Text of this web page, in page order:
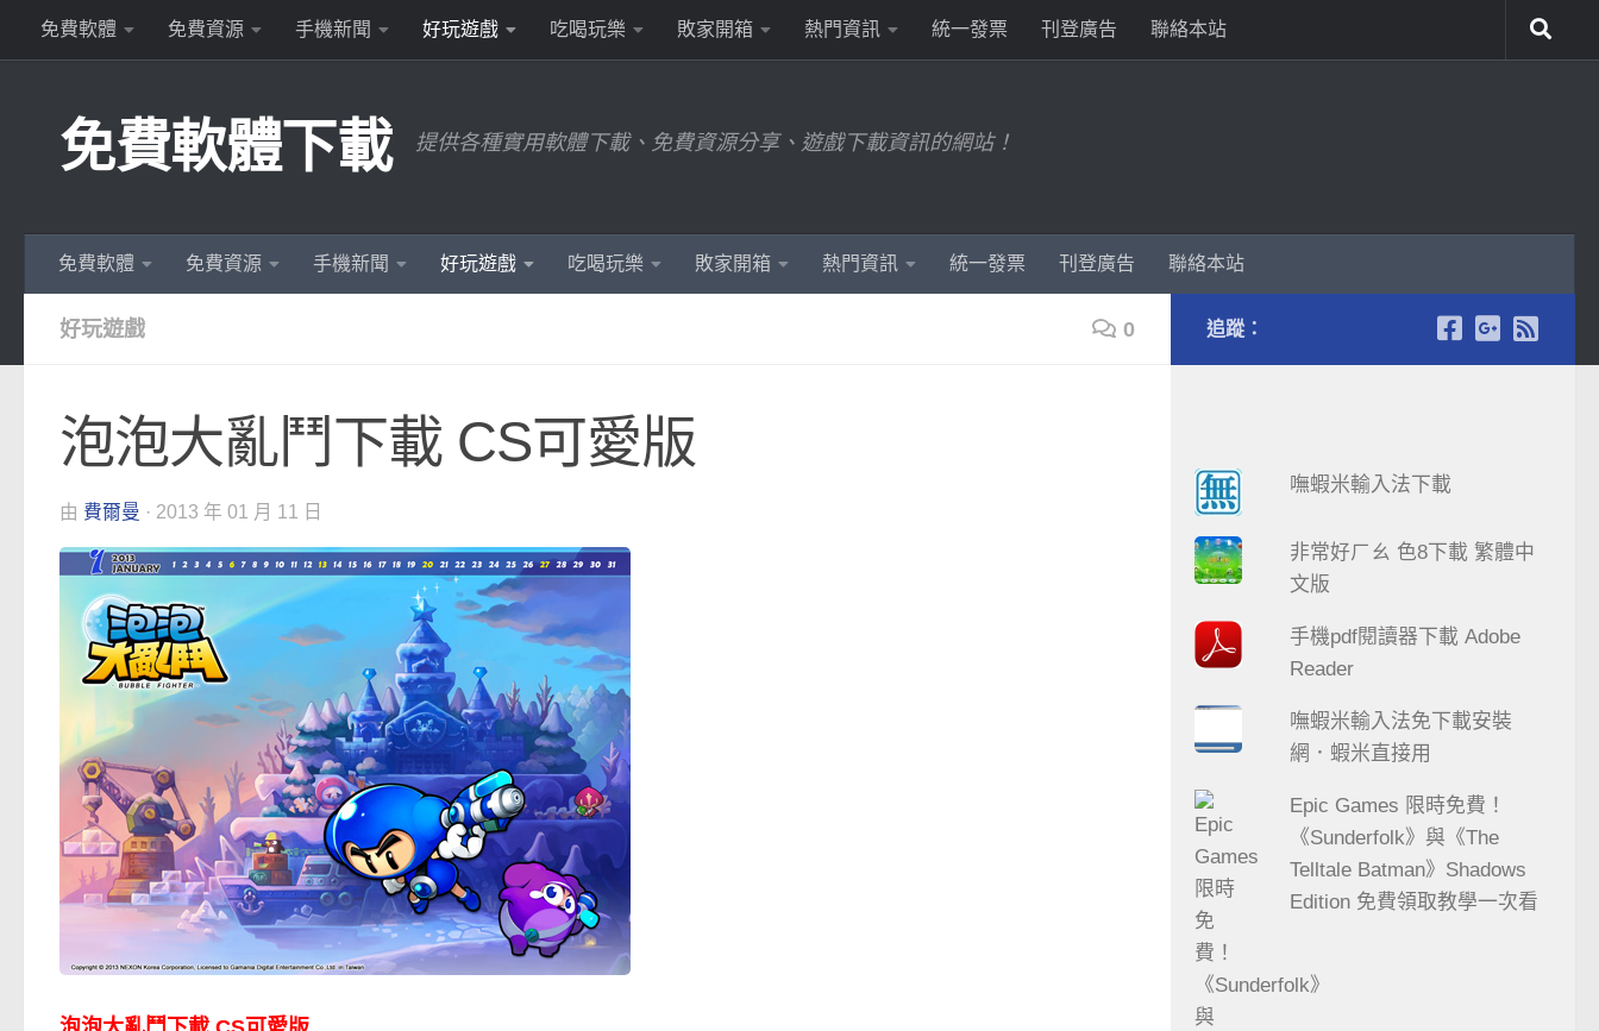
Skip to content
免費軟體 免費資源 手機新聞 好玩遊戲 吃喝玩樂 敗家開箱 熱門資訊 統一發票 刊登廣告 聯絡本站
免費軟體下載 提供各種實用軟體下載、免費資源分享、遊戲下載資訊的網站！
免費軟體 免費資源 手機新聞 好玩遊戲 吃喝玩樂 敗家開箱 熱門資訊 統一發票 刊登廣告 聯絡本站
好玩遊戲 0
泡泡大亂鬥下載 CS可愛版
由 費爾曼 · 2013 年 01 月 11 日
追蹤：
嘸蝦米輸入法下載
非常好ㄏㄠ 色8下載 繁體中
文版
手機pdf閱讀器下載 Adobe
Reader
嘸蝦米輸入法免下載安裝
網．蝦米直接用
Epic Games 限時免費！
《Sunderfolk》與《The
Telltale Batman》Shadows
Edition 免費領取教學一次看